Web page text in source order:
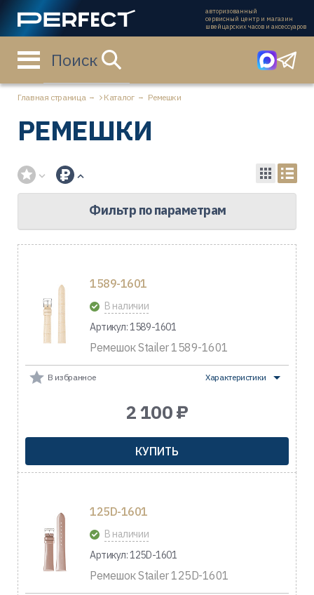
авторизованный
сервисный центр и магазин
швейцарских часов и аксессуаров
Поиск
Главная страница Каталог Ремешки
РЕМЕШКИ
Фильтр по параметрам
1589-1601
В наличии
Артикул: 1589-1601
Ремешок Stailer 1589-1601
В избранное Характеристики
2 100 ₽
КУПИТЬ
125D-1601
В наличии
Артикул: 125D-1601
Ремешок Stailer 125D-1601